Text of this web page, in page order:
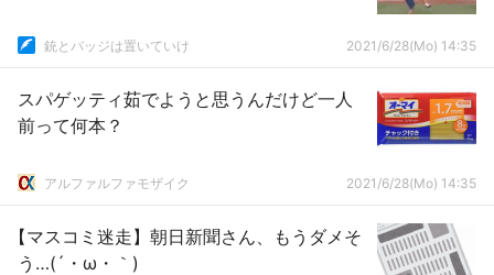
銃とバッジは置いていけ 2021/6/28(Mo) 14:35
スパゲッティ茹でようと思うんだけど一人
前って何本？
アルファルファモザイク 2021/6/28(Mo) 14:35
【マスコミ迷走】朝日新聞さん、もうダメそ
う…(´・ω・｀)